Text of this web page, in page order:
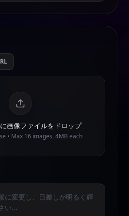
画像ファイルをドロップ
• Max 16images, 4MB each